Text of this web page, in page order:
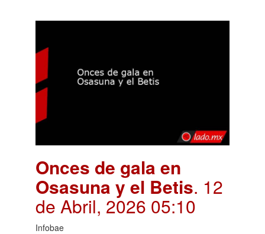
Onces de gala en
Osasuna y el Betis. 12
de Abril, 2026 05:10
Infobae